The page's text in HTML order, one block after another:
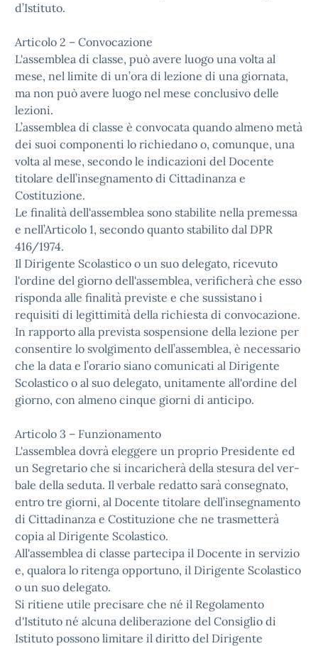
d’Istituto.
Articolo 2 – Convocazione
L'assemblea di classe, può avere luogo una volta al
mese, nel limite di un’ora di lezione di una giornata,
ma non può avere luogo nel mese conclusivo delle
lezioni.
L’assemblea di classe è convocata quando almeno metà
dei suoi componenti lo richiedano o, comunque, una
volta al mese, secondo le indicazioni del Docente
titolare dell’insegnamento di Cittadinanza e
Costituzione.
Le finalità dell'assemblea sono stabilite nella premessa
e nell’Articolo 1, secondo quanto stabilito dal DPR
416/1974.
Il Dirigente Scolastico o un suo delegato, ricevuto
l'ordine del giorno dell'assemblea, verificherà che esso
risponda alle finalità previste e che sussistano i
requisiti di legittimità della richiesta di convocazione.
In rapporto alla prevista sospensione della lezione per
consentire lo svolgimento dell’assemblea, è necessario
che la data e l’orario siano comunicati al Dirigente
Scolastico o al suo delegato, unitamente all'ordine del
giorno, con almeno cinque giorni di anticipo.
Articolo 3 – Funzionamento
L'assemblea dovrà eleggere un proprio Presidente ed
un Segretario che si incaricherà della stesura del ver-
bale della seduta. Il verbale redatto sarà consegnato,
entro tre giorni, al Docente titolare dell’insegnamento
di Cittadinanza e Costituzione che ne trasmetterà
copia al Dirigente Scolastico.
All'assemblea di classe partecipa il Docente in servizio
e, qualora lo ritenga opportuno, il Dirigente Scolastico
o un suo delegato.
Si ritiene utile precisare che né il Regolamento
d'Istituto né alcuna deliberazione del Consiglio di
Istituto possono limitare il diritto del Dirigente